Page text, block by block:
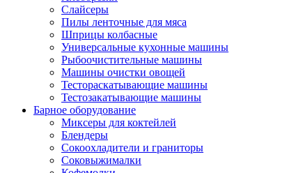
Слайсеры
Пилы ленточные для мяса
Шприцы колбасные
Универсальные кухонные машины
Рыбоочистительные машины
Машины очистки овощей
Тестораскатывающие машины
Тестозакатывающие машины
Барное оборудование
Миксеры для коктейлей
Блендеры
Сокоохладители и граниторы
Соковыжималки